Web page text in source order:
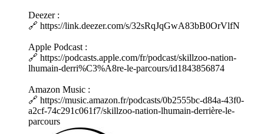
Deezer :
🔗 https://link.deezer.com/s/32sRqJqGwA83bB0OrVlfN
Apple Podcast :
🔗 https://podcasts.apple.com/fr/podcast/skillzoo-nation-
lhumain-derri%C3%A8re-le-parcours/id1843856874
Amazon Music :
🔗 https://music.amazon.fr/podcasts/0b2555bc-d84a-43f0-
a2cf-74c291c061f7/skillzoo-nation-lhumain-derrière-le-
parcours